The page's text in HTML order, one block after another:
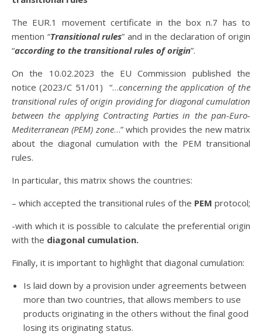
The EUR.1 movement certificate in the box n.7 has to
mention “Transitional rules” and in the declaration of origin
“according to the transitional rules of origin”.
On the 10.02.2023 the EU Commission published the
notice (2023/C 51/01) “…concerning the application of the
transitional rules of origin providing for diagonal cumulation
between the applying Contracting Parties in the pan-Euro-
Mediterranean (PEM) zone…” which provides the new matrix
about the diagonal cumulation with the PEM transitional
rules.
In particular, this matrix shows the countries:
– which accepted the transitional rules of the PEM protocol;
-with which it is possible to calculate the preferential origin
with the diagonal cumulation.
Finally, it is important to highlight that diagonal cumulation:
Is laid down by a provision under agreements between
more than two countries, that allows members to use
products originating in the others without the final good
losing its originating status.